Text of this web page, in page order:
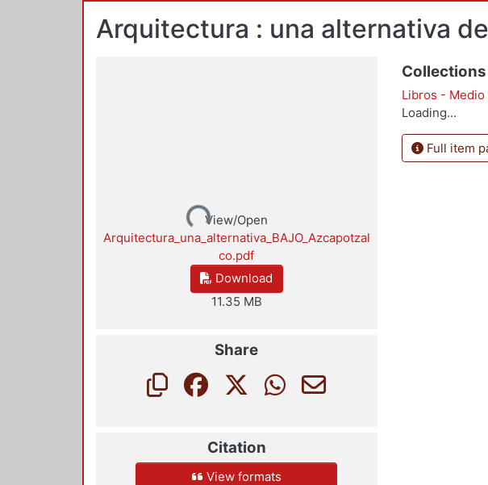
Arquitectura : una alternativa
Loading...View/Open
Arquitectura_una_alternativa_BAJO_Azcapotzal
co.pdf
Download
11.35 MB
Share
Citation
View formats
Collections
Libros - Medio
Loading...
Full item